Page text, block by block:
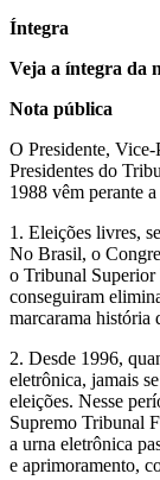
Íntegra
Veja a íntegra da
Nota pública
O Presidente, Vice-
Presidentes do
1988 vêm perante
1. Eleições livres,
No Brasil, o
o Tribunal Superior
conseguiram
marcarama história
2. Desde 1996,
eletrônica, jamais
eleições. Nesse
Supremo Tribunal
a urna eletrônica
e aprimoramento,